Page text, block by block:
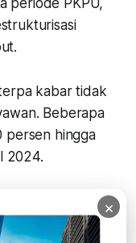
kabar tidak
Beberapa
persen hingga
2024.
×